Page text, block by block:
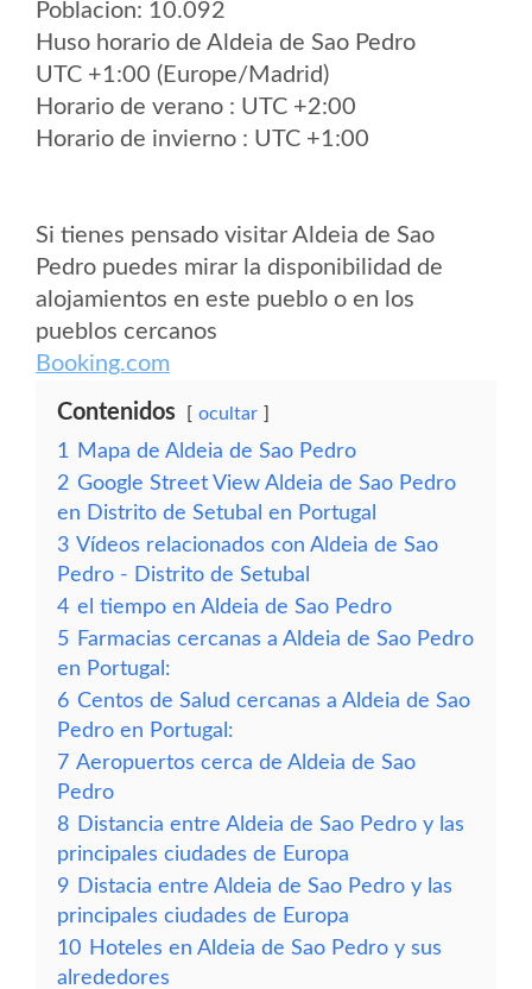
Poblacion: 10.092
Huso horario de Aldeia de Sao Pedro
UTC +1:00 (Europe/Madrid)
Horario de verano : UTC +2:00
Horario de invierno : UTC +1:00
Si tienes pensado visitar Aldeia de Sao
Pedro puedes mirar la disponibilidad de
alojamientos en este pueblo o en los
pueblos cercanos
Booking.com
Contenidos ocultar
1
Mapa de Aldeia de Sao Pedro
2 Google Street View Aldeia de Sao Pedro
en Distrito de Setubal en Portugal
3 Vídeos relacionados con Aldeia de Sao
Pedro - Distrito de Setubal
4 el tiempo en Aldeia de Sao Pedro
5 Farmacias cercanas a Aldeia de Sao Pedro
en Portugal:
6 Centos de Salud cercanas a Aldeia de Sao
Pedro en Portugal:
7 Aeropuertos cerca de Aldeia de Sao
Pedro
8 Distancia entre Aldeia de Sao Pedro y las
principales ciudades de Europa
9 Distacia entre Aldeia de Sao Pedro y las
principales ciudades de Europa
10 Hoteles en Aldeia de Sao Pedro y sus
alrededores